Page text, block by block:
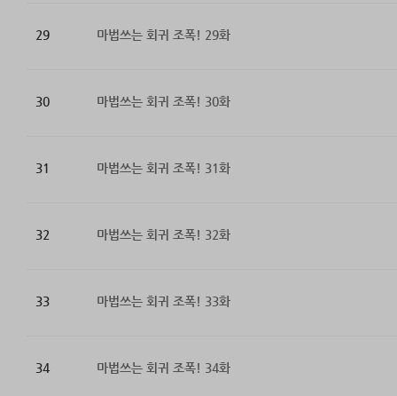
29 마법쓰는 회귀 조폭! 29화
30 마법쓰는 회귀 조폭! 30화
31 마법쓰는 회귀 조폭! 31화
32 마법쓰는 회귀 조폭! 32화
33 마법쓰는 회귀 조폭! 33화
34 마법쓰는 회귀 조폭! 34화